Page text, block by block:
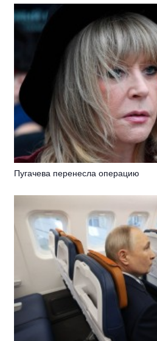
Пугачева перенесла операцию